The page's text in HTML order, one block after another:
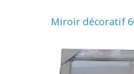
Miroir décoratif